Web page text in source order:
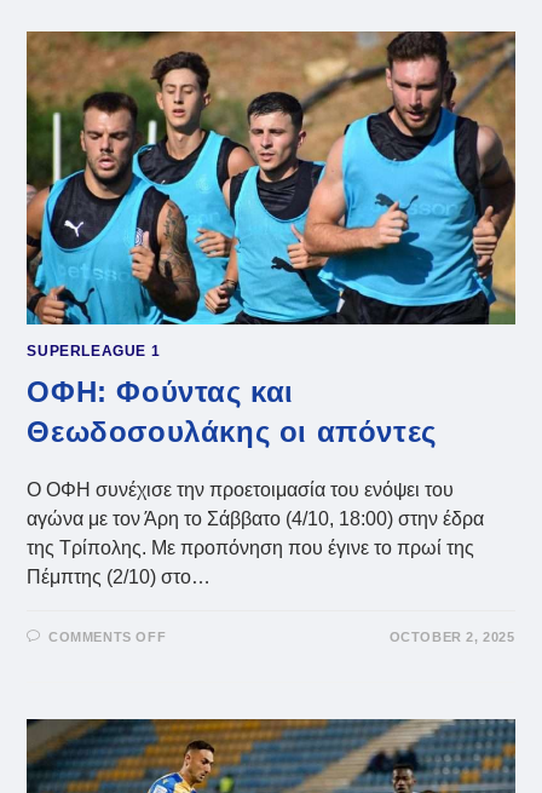
ΓΙΑ
ΤΟ
ΜΑΤΣ
ΜΕ
ΤΟΝ
ΟΦΗ
SUPERLEAGUE 1
ΟΦΗ: Φούντας και
Θεωδοσουλάκης οι απόντες
Ο ΟΦΗ συνέχισε την προετοιμασία του ενόψει του
αγώνα με τον Άρη το Σάββατο (4/10, 18:00) στην έδρα
της Τρίπολης. Με προπόνηση που έγινε το πρωί της
Πέμπτης (2/10) στο…
COMMENTS OFF
ΑΠΌΝΤΕΣ
OCTOBER 2, 2025